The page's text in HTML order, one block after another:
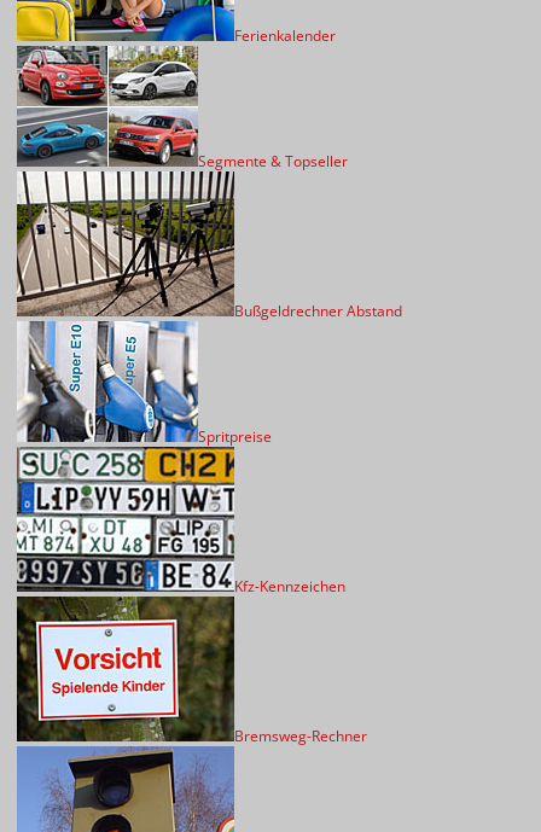
Ferienkalender
Segmente & Topseller
Bußgeldrechner Abstand
Spritpreise
Kfz-Kennzeichen
Bremsweg-Rechner